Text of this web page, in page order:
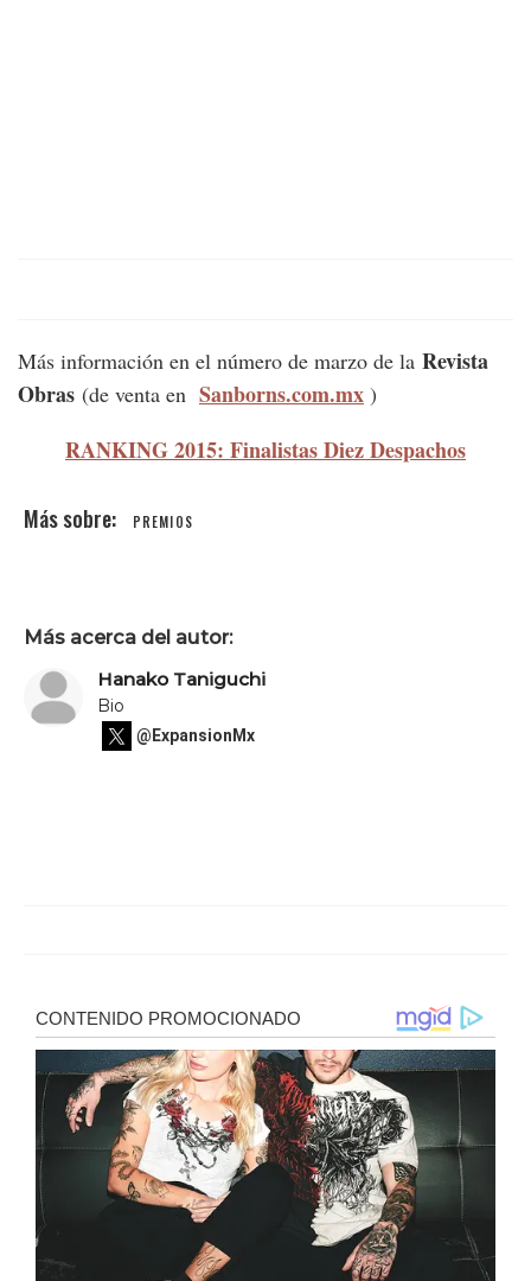
Más información en el número de marzo de la Revista
Obras (de venta en Sanborns.com.mx )
RANKING 2015: Finalistas Diez Despachos
PREMIOS
Más acerca del autor:
Hanako Taniguchi
Bio
@ExpansionMx